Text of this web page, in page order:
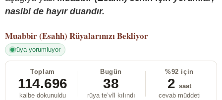
nasibi de hayır duandır.
Muabbir (Esahh) Rüyalarınızı Bekliyor
rüya yorumluyor
Toplam
114.696
kalbe dokunuldu
Bugün
38
rüya te’vîl kılındı
%92 için
2 saat
cevab müddeti